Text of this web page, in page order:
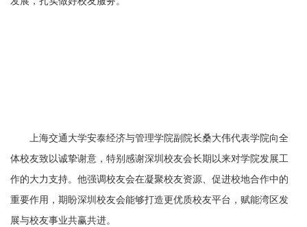
上海交通大学安泰经济与管理学院副院长桑大伟代表学院向全
体校友致以诚挚谢意，特别感谢深圳校友会长期以来对学院发展工
作的大力支持。他强调校友会在凝聚校友资源、促进校地合作中的
重要作用，期盼深圳校友会能够打造更优质校友平台，赋能湾区发
展与校友事业共赢共进。